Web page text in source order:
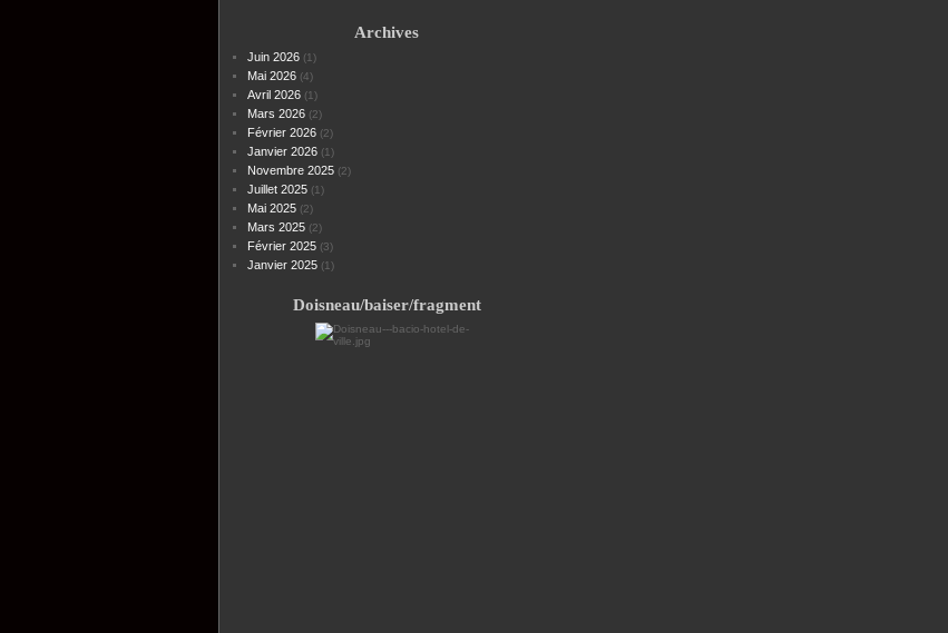
Archives
Juin 2026 (1)
Mai 2026 (4)
Avril 2026 (1)
Mars 2026 (2)
Février 2026 (2)
Janvier 2026 (1)
Novembre 2025 (2)
Juillet 2025 (1)
Mai 2025 (2)
Mars 2025 (2)
Février 2025 (3)
Janvier 2025 (1)
Doisneau/baiser/fragment